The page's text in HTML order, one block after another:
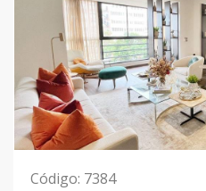
Código: 7384